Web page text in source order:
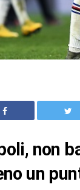
non
un